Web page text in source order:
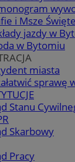
i Msze
jazdy w
w Bytomiu
miasta
sprawę
Stanu
Skarbowy
Pracy